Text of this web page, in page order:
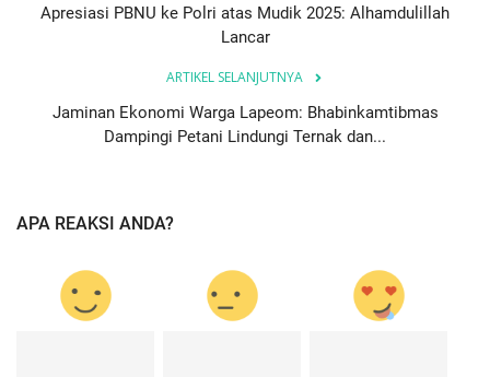
Apresiasi PBNU ke Polri atas Mudik 2025: Alhamdulillah
Lancar
ARTIKEL SELANJUTNYA
Jaminan Ekonomi Warga Lapeom: Bhabinkamtibmas
Dampingi Petani Lindungi Ternak dan...
APA REAKSI ANDA?